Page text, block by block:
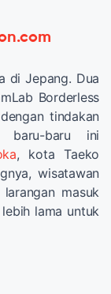
di Jepang. Dua
Borderless
tindakan
baru-baru ini
, kota Taeko
wisatawan
masuk
lama untuk